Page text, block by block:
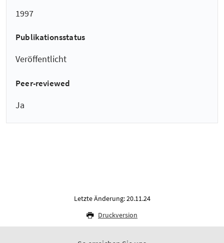
1997
Publikationsstatus
Veröffentlicht
Peer-reviewed
Ja
Letzte Änderung: 20.11.24
Druckversion